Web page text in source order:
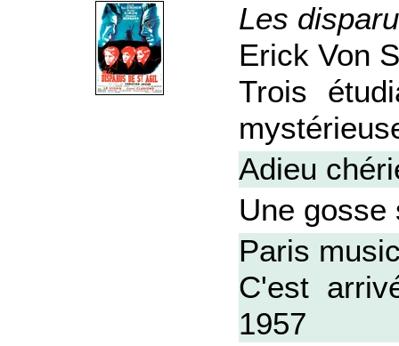
Les
Erick Von
Trois
Adieu
Une gosse
Paris
C'est
1957